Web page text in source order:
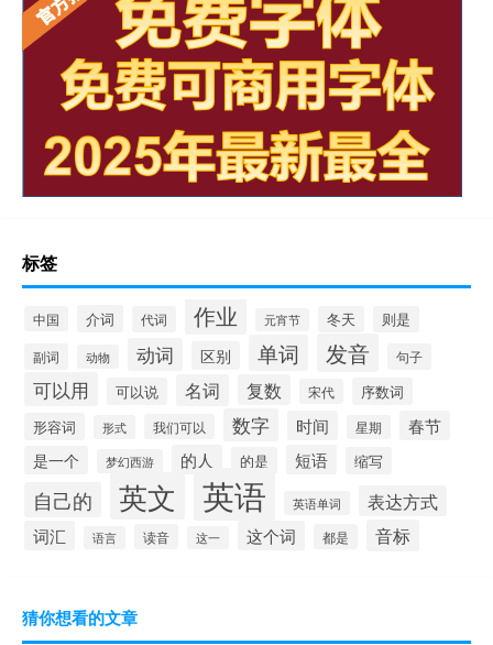
标签
中国 介词 代词 作业 元宵节 冬天
则是
副词
动物 动词 区别 单词 发音 句子
可以用 可以说 名词 复数 宋代
序数词
形容词
形式 我们可以 数字 时间 星期 春节
是一个 梦幻西游 的人 的是 短语 缩写
自己的 英文 英语 英语单词 表达方式
词汇 语言 读音 这一 这个词 都是 音标
猜你想看的文章